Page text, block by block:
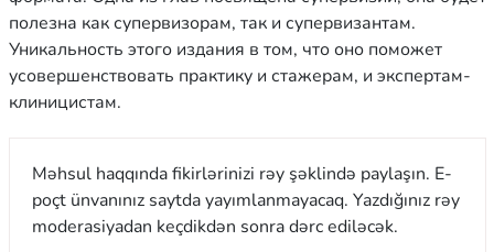
полезна как супервизорам, так и супервизантам.
Уникальность этого издания в том, что оно поможет
усовершенствовать практику и стажерам, и экспертам-
клиницистам.
Məhsul haqqında fikirlərinizi rəy şəklində paylaşın. E-
poçt ünvanınız saytda yayımlanmayacaq. Yazdığınız rəy
moderasiyadan keçdikdən sonra dərc ediləcək.